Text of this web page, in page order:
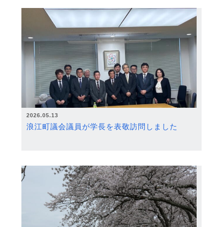
2026.05.13
浪江町議会議員が学長を表敬訪問しました